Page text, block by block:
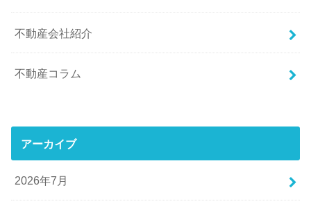
不動産会社紹介
不動産コラム
アーカイブ
2026年7月